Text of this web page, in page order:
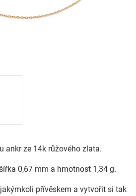
ankr ze 14k růžového zlata.
0,67 mm a hmotnost 1,34 g.
přívěskem a vytvořit si tak